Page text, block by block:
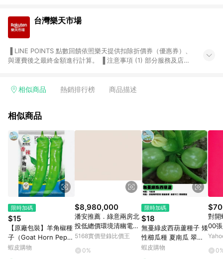
台灣樂天市場
與運費後之最終金額進行計算。 ▐ 注意事項 (1) 部分服務及店家
Smart mobile、神腦生活、JS巨盛、樂天KOBO電子書，請詳閱
台灣樂天市場，並在同一瀏覽器於24小時內結帳，才享有 LINE
市場 45 天內完成訂單出貨及結帳，則不符合贈點資格。 (4) 如
使用APP、或中途瀏覽比價網、回饋網、Google等其他網頁、或
由網頁版(電腦版/手機版網頁)切換為App都將會造成追蹤中斷而
無法進行 LINE POINTS 回饋。 (5) LINE 購物為購物資訊整合性
平台，商品資料更新會有時間差，如顯示之商品規格、顏色、價
位、贈品與台灣樂天市場銷售網頁不符，以銷售網頁標示為準。
(6) 導購訂單已逾 365 天，根據台灣樂天回饋規定，逾期訂單將
點數回饋或點數回饋有爭議，台灣樂天市場保有更改條款與法律
追訴之權利，活動詳情以樂天市場網站公告為準。
相似商品 熱銷排行榜 商品描述
相似商品
限時加碼
$15
【原廠包裝】羊角椒種
子（Goat Horn Pepp
er） 香辣夠味 肉厚果
蝦皮購物
$8,980,000
潘安推薦．綠意兩房北
投低總價環境清幽電梯
美宅｜台北市北投區溫
5168實價登錄比價王
0%
限時加碼
$18
無蔓綠皮西葫蘆種子 矮
性櫛瓜種 夏南瓜 翠玉
瓜 家庭菜園 陽台盆栽
蝦皮購物
對開
00